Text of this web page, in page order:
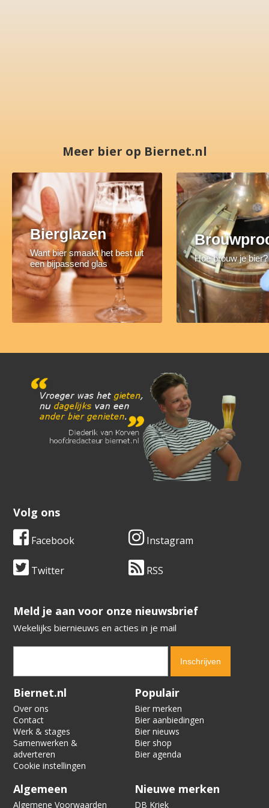
Meer bier op Biernet.nl
Bierglazen
Want bier smaakt het best uit
een bijpassend glas
Hoe brouw je bier?
Volg ons
Facebook Instagram
Twitter RSS
​​​​​​​Meld je aan voor onze nieuwsbrief
Wekelijks biernieuws en acties in je mail
Verification code:
Biernet.nl
Over ons
Contact
Werk & stages
Samenwerken &
adverteren
Cookie instellingen
Populair
Bier merken
Bier aanbiedingen
Bier nieuws
Bier shop
Bier agenda
Algemeen
Algemene Voorwaarden
Nieuwe merken
DB Kriek